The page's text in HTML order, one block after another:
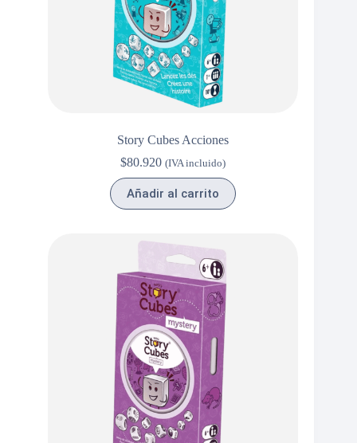
Story Cubes Acciones
$80.920 (IVA incluido)
Añadir al carrito